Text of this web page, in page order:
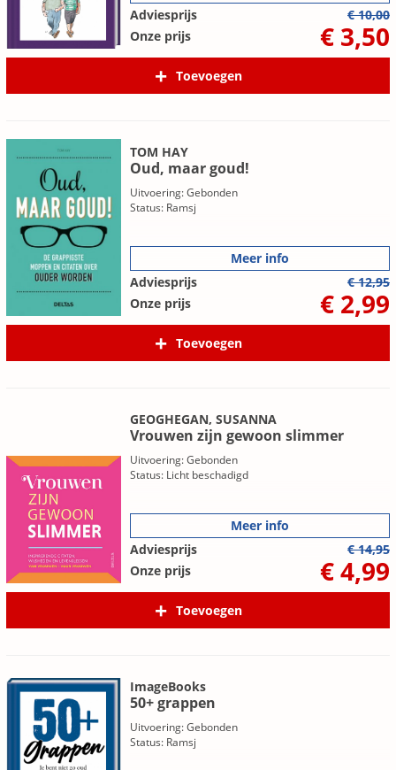
Adviesprijs
€ 10,00
Onze prijs
€ 3,50
Toevoegen
TOM HAY
Oud, maar goud!
Uitvoering: Gebonden
Status: Ramsj
Meer info
Adviesprijs
€ 12,95
Onze prijs
€ 2,99
Toevoegen
GEOGHEGAN, SUSANNA
Vrouwen zijn gewoon slimmer
Uitvoering: Gebonden
Status: Licht beschadigd
Meer info
Adviesprijs
€ 14,95
Onze prijs
€ 4,99
Toevoegen
ImageBooks
50+ grappen
Uitvoering: Gebonden
Status: Ramsj